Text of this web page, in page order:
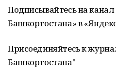
Подписывайтесь на
Башкортостана» в
Присоединяйтесь к
Башкортостана"